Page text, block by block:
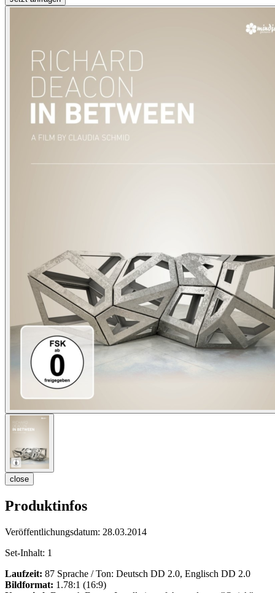
close
Produktinfos
Veröffentlichungsdatum: 28.03.2014
Set-Inhalt: 1
Laufzeit: 87 Sprache / Ton: Deutsch DD 2.0, Englisch DD 2.0
Bildformat: 1.78:1 (16:9)